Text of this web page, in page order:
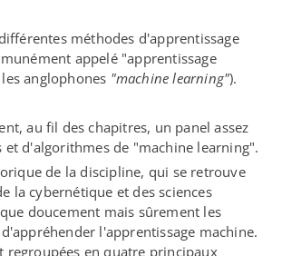
méthodes d'apprentissage
appelé "apprentissage
anglophones "machine learning").
au fil des chapitres, un panel assez
et d'algorithmes de "machine learning".
de la discipline, qui se retrouve
la cybernétique et des sciences
doucement mais sûrement les
l'apprentissage machine.
regroupées en quatre principaux